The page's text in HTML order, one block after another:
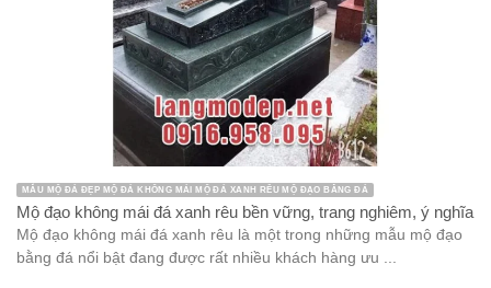
MẪU MỘ ĐÁ ĐẸP MỘ ĐÁ KHÔNG MÁI MỘ ĐÁ XANH RÊU MỘ ĐẠO BẰNG ĐÁ
Mộ đạo không mái đá xanh rêu bền vững, trang nghiêm, ý nghĩa
Mộ đạo không mái đá xanh rêu là một trong những mẫu mộ đạo
bằng đá nổi bật đang được rất nhiều khách hàng ưu ...